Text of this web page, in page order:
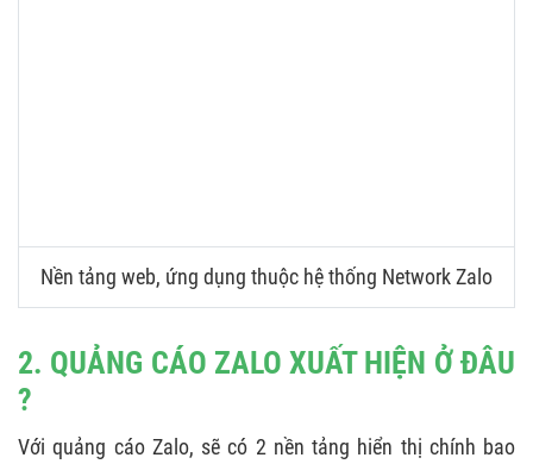
Nền tảng web, ứng dụng thuộc hệ thống Network Zalo
2. QUẢNG CÁO ZALO XUẤT HIỆN Ở ĐÂU
?
Với quảng cáo Zalo, sẽ có 2 nền tảng hiển thị chính bao